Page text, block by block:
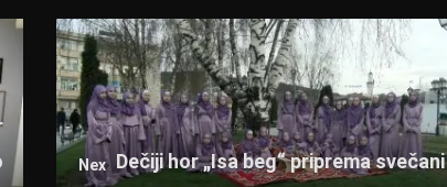
Nex Dečiji hor „Isa beg“ priprema svečani